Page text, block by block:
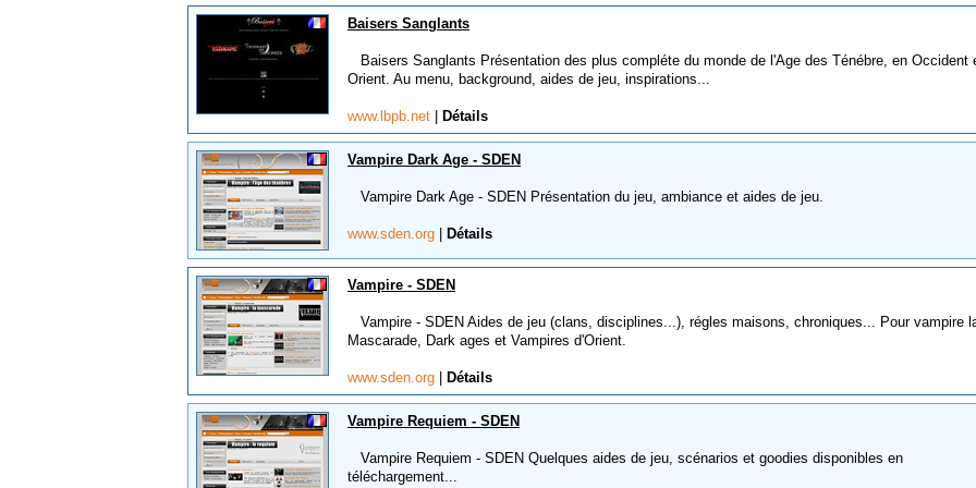
Baisers Sanglants
Baisers Sanglants Présentation des plus compléte du monde de l'Age des Ténébre, en Occident
Orient. Au menu, background, aides de jeu, inspirations...
www.lbpb.net Détails
Vampire Dark Age - SDEN
Vampire Dark Age - SDEN Présentation du jeu, ambiance et aides de jeu.
www.sden.org Détails
Vampire - SDEN
Vampire - SDEN Aides de jeu (clans, disciplines...), régles maisons, chroniques... Pour vampire
Mascarade, Dark ages et Vampires d'Orient.
www.sden.org Détails
Vampire Requiem - SDEN
Vampire Requiem - SDEN Quelques aides de jeu, scénarios et goodies disponibles en
téléchargement...